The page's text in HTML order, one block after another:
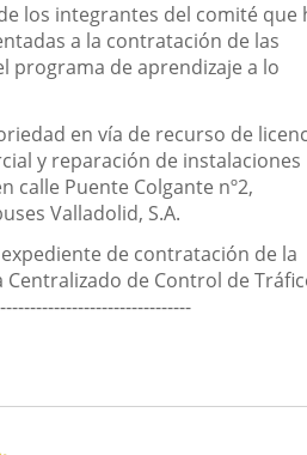
los integrantes del comité que
a la contratación de las
programa de aprendizaje a lo
en vía de recurso de
y reparación de instalaciones
calle Puente Colgante nº2,
Valladolid, S.A.
de contratación de la
de Control de